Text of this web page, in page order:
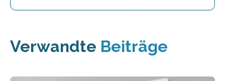
Verwandte Beiträge